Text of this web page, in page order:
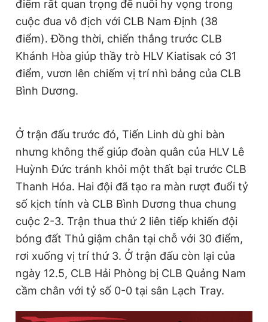
điểm rất quan trọng để nuôi hy vọng trong
cuộc đua vô địch với CLB Nam Định (38
điểm). Đồng thời, chiến thắng trước CLB
Khánh Hòa giúp thầy trò HLV Kiatisak có 31
điểm, vươn lên chiếm vị trí nhì bảng của CLB
Bình Dương.
Ở trận đấu trước đó, Tiến Linh dù ghi bàn
nhưng không thể giúp đoàn quân của HLV Lê
Huỳnh Đức tránh khỏi một thất bại trước CLB
Thanh Hóa. Hai đội đã tạo ra màn rượt đuổi tỷ
số kịch tính và CLB Bình Dương thua chung
cuộc 2-3. Trận thua thứ 2 liên tiếp khiến đội
bóng đất Thủ giậm chân tại chỗ với 30 điểm,
rơi xuống vị trí thứ 3. Ở trận đấu còn lại của
ngày 12.5, CLB Hải Phòng bị CLB Quảng Nam
cầm chân với tỷ số 0-0 tại sân Lạch Tray.